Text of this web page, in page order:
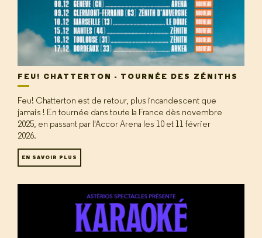
FEU! CHATTERTON - TOURNÉE DES ZÉNITHS
Feu! Chatterton est de retour, plus incandescent que
jamais ! En tournée dans toute la France dès novembre
2025, en passant par l'Accor Arena les 10 et 11 février
2026.
EN SAVOIR PLUS